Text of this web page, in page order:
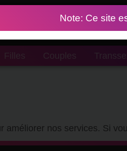
Filles Couples
améliorer nos services. Si
Note: Ce site